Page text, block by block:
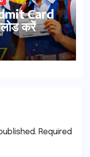
Card
करें
Required